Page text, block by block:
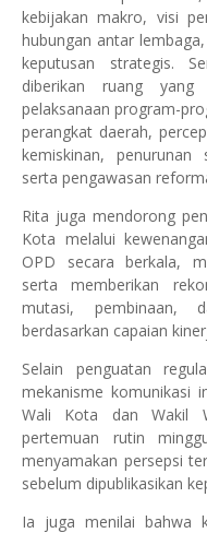
kebijakan makro, visi
hubungan antar
keputusan strategis.
diberikan ruang
pelaksanaan program-
perangkat daerah,
kemiskinan, penurunan
serta pengawasan
Rita juga mendorong
Kota melalui
OPD secara berkala,
serta memberikan
mutasi, pembinaan,
berdasarkan capaian
Selain penguatan
mekanisme komunikasi
Wali Kota dan Wakil
pertemuan rutin
menyamakan persepsi
sebelum dipublikasikan
Ia juga menilai bahwa